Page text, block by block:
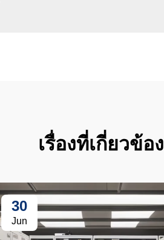
เรื่องที่เกี่ยวข้อง
30
Jun